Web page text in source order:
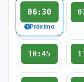
06:30
Próximo
10:45